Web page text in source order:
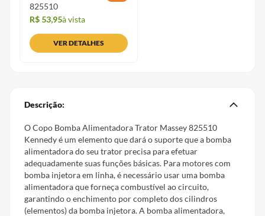
825510
R$ 53,95à vista
VER DETALHES
Descrição:
O Copo Bomba Alimentadora Trator Massey 825510
Kennedy é um elemento que dará o suporte que a bomba
alimentadora do seu trator precisa para efetuar
adequadamente suas funções básicas. Para motores com
bomba injetora em linha, é necessário usar uma bomba
alimentadora que forneça combustível ao circuito,
garantindo o enchimento por completo dos cilindros
(elementos) da bomba injetora. A bomba alimentadora,